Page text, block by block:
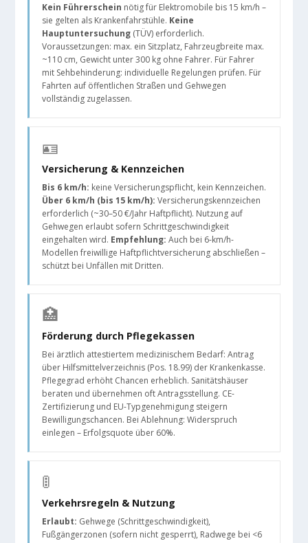
Kein Führerschein nötig für Elektromobile bis 15 km/h –
sie gelten als Krankenfahrstühle. Keine
Hauptuntersuchung (TÜV) erforderlich.
Voraussetzungen: max. ein Sitzplatz, Fahrzeugbreite max.
~110 cm, Gewicht unter 300 kg ohne Fahrer. Für Fahrer
mit Sehbehinderung: individuelle Regelungen prüfen. Für
Fahrten auf öffentlichen Straßen und Gehwegen
vollständig zugelassen.
🪪
Versicherung & Kennzeichen
Bis 6 km/h: keine Versicherungspflicht, kein Kennzeichen.
Über 6 km/h (bis 15 km/h): Versicherungskennzeichen
erforderlich (~30–50 €/Jahr Haftpflicht). Nutzung auf
Gehwegen erlaubt sofern Schrittgeschwindigkeit
eingehalten wird. Empfehlung: Auch bei 6-km/h-
Modellen freiwillige Haftpflichtversicherung abschließen –
schützt bei Unfällen mit Dritten.
🏥
Förderung durch Pflegekassen
Bei ärztlich attestiertem medizinischem Bedarf: Antrag
über Hilfsmittelverzeichnis (Pos. 18.99) der Krankenkasse.
Pflegegrad erhöht Chancen erheblich. Sanitätshäuser
beraten und übernehmen oft Antragsstellung. CE-
Zertifizierung und EU-Typgenehmigung steigern
Bewilligungschancen. Bei Ablehnung: Widerspruch
einlegen – Erfolgsquote über 60%.
🚦
Verkehrsregeln & Nutzung
Erlaubt: Gehwege (Schrittgeschwindigkeit),
Fußgängerzonen (sofern nicht gesperrt), Radwege bei <6